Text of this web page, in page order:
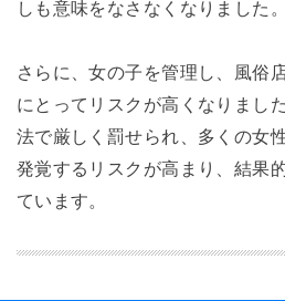
しも意味をなさなくなりました。
さらに、女の子を管理し、風俗
にとってリスクが高くなりまし
法で厳しく罰せられ、多くの女
発覚するリスクが高まり、結果
ています。